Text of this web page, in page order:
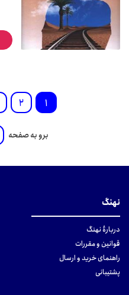
1
2
برو به صفحه
نهنگ
دربارهٔ نهنگ
قوانین و مقررات
راهنمای خرید و ارسال
پشتیبانی